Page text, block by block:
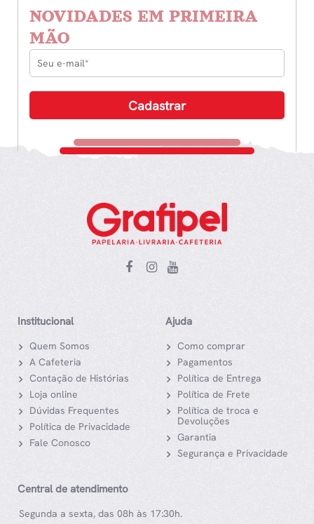
NOVIDADES EM PRIMEIRA
MÃO
Institucional
Quem Somos
A Cafeteria
Contação de Histórias
Loja online
Dúvidas Frequentes
Política de Privacidade
Fale Conosco
Ajuda
Como comprar
Pagamentos
Política de Entrega
Política de Frete
Política de troca e
Devoluções
Garantia
Segurança e Privacidade
Central de atendimento
Segunda a sexta, das 08h às 17:30h.